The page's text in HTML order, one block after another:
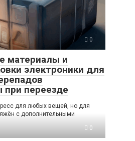
0
материалы и
электроники для
при переезде
для любых вещей, но для
с дополнительными
0